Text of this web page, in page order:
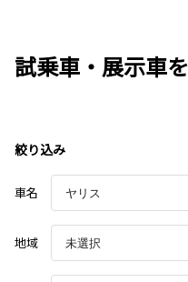
試乗車・展示車
絞り込み
車名
地域